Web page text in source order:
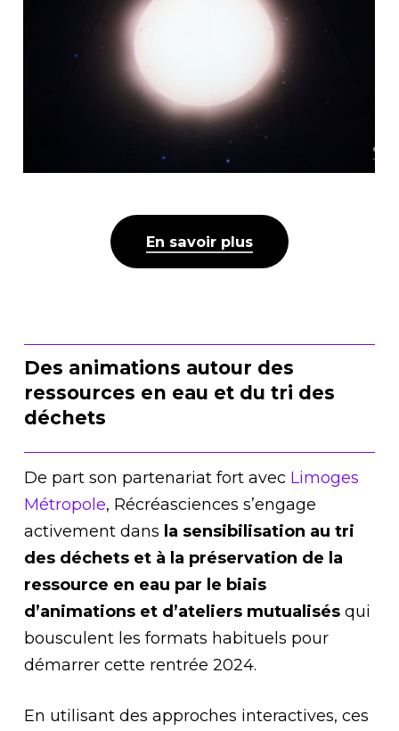
En savoir plus
Des animations autour des
ressources en eau et du tri des
déchets
De part son partenariat fort avecLimoges
Métropole, Récréasciences s’engage
activement dans la sensibilisation au tri
des déchets et à la préservation de la
ressource en eau par le biais
d’animations et d’ateliers mutualisésqui
bousculent les formats habituels pour
démarrer cette rentrée 2024.
En utilisant des approches interactives, ces